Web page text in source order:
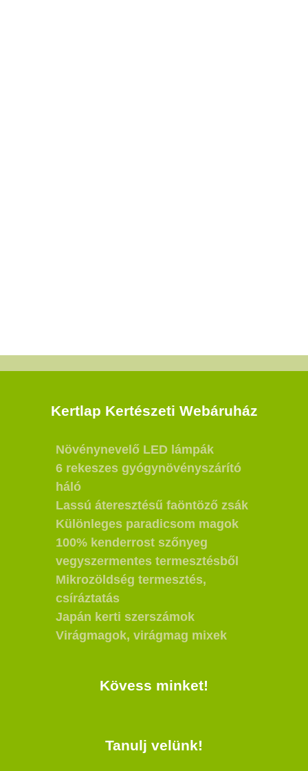
Kertlap Kertészeti Webáruház
Növénynevelő LED lámpák
6 rekeszes gyógynövényszárító
háló
Lassú áteresztésű faöntöző zsák
Különleges paradicsom magok
100% kenderrost szőnyeg
vegyszermentes termesztésből
Mikrozöldség termesztés,
csíráztatás
Japán kerti szerszámok
Virágmagok, virágmag mixek
Kövess minket!
Tanulj velünk!